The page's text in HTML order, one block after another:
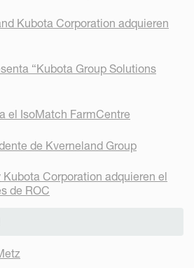
Kubota Corporation adquieren
“Kubota Group Solutions
el IsoMatch FarmCentre
de Kverneland Group
Kubota Corporation adquieren el
de ROC